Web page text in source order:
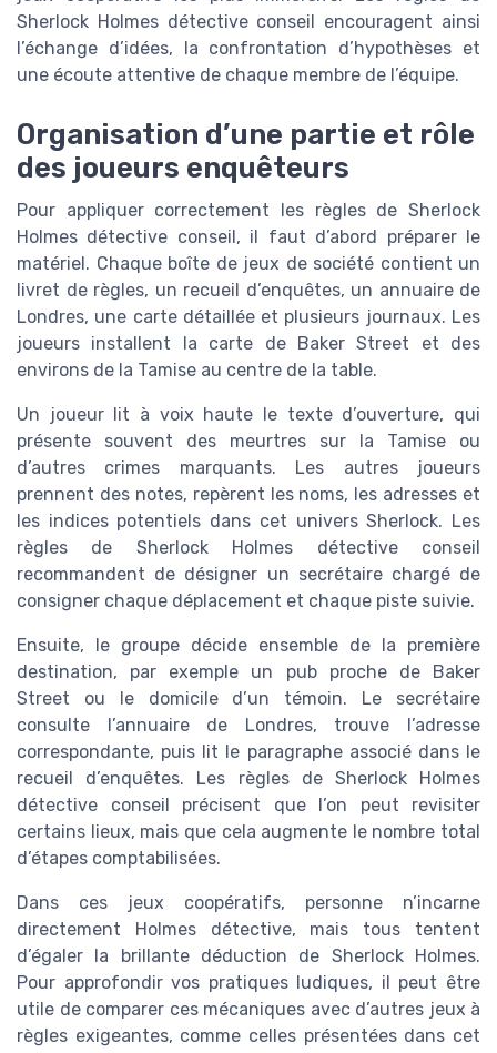
Sherlock Holmes détective conseil encouragent ainsi
l’échange d’idées, la confrontation d’hypothèses et
une écoute attentive de chaque membre de l’équipe.
Organisation d’une partie et rôle
des joueurs enquêteurs
Pour appliquer correctement les règles de Sherlock
Holmes détective conseil, il faut d’abord préparer le
matériel. Chaque boîte de jeux de société contient un
livret de règles, un recueil d’enquêtes, un annuaire de
Londres, une carte détaillée et plusieurs journaux. Les
joueurs installent la carte de Baker Street et des
environs de la Tamise au centre de la table.
Un joueur lit à voix haute le texte d’ouverture, qui
présente souvent des meurtres sur la Tamise ou
d’autres crimes marquants. Les autres joueurs
prennent des notes, repèrent les noms, les adresses et
les indices potentiels dans cet univers Sherlock. Les
règles de Sherlock Holmes détective conseil
recommandent de désigner un secrétaire chargé de
consigner chaque déplacement et chaque piste suivie.
Ensuite, le groupe décide ensemble de la première
destination, par exemple un pub proche de Baker
Street ou le domicile d’un témoin. Le secrétaire
consulte l’annuaire de Londres, trouve l’adresse
correspondante, puis lit le paragraphe associé dans le
recueil d’enquêtes. Les règles de Sherlock Holmes
détective conseil précisent que l’on peut revisiter
certains lieux, mais que cela augmente le nombre total
d’étapes comptabilisées.
Dans ces jeux coopératifs, personne n’incarne
directement Holmes détective, mais tous tentent
d’égaler la brillante déduction de Sherlock Holmes.
Pour approfondir vos pratiques ludiques, il peut être
utile de comparer ces mécaniques avec d’autres jeux à
règles exigeantes, comme celles présentées dans cet